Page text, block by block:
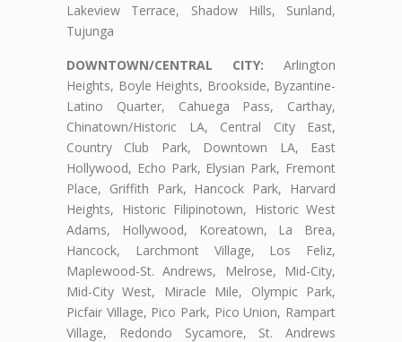
Lakeview Terrace, Shadow Hills, Sunland,
Tujunga
DOWNTOWN/CENTRAL CITY: Arlington
Heights, Boyle Heights, Brookside, Byzantine-
Latino Quarter, Cahuega Pass, Carthay,
Chinatown/Historic LA, Central City East,
Country Club Park, Downtown LA, East
Hollywood, Echo Park, Elysian Park, Fremont
Place, Griffith Park, Hancock Park, Harvard
Heights, Historic Filipinotown, Historic West
Adams, Hollywood, Koreatown, La Brea,
Hancock, Larchmont Village, Los Feliz,
Maplewood-St. Andrews, Melrose, Mid-City,
Mid-City West, Miracle Mile, Olympic Park,
Picfair Village, Pico Park, Pico Union, Rampart
Village, Redondo Sycamore, St. Andrews